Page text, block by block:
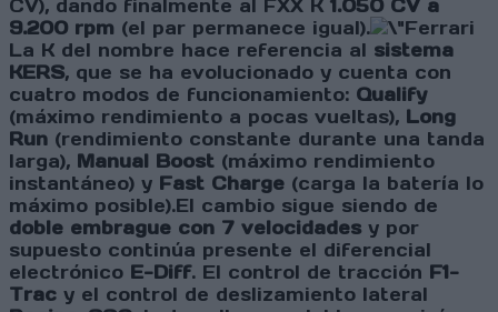
CV), dando finalmente al FXX K 1.050 CV a
9.200 rpm (el par permanece igual).
La K del nombre hace referencia al sistema
KERS, que se ha evolucionado y cuenta con
cuatro modos de funcionamiento: Qualify
(máximo rendimiento a pocas vueltas), Long
Run (rendimiento constante durante una tanda
larga), Manual Boost (máximo rendimiento
instantáneo) y Fast Charge (carga la batería lo
máximo posible).El cambio sigue siendo de
doble embrague con 7 velocidades y por
supuesto continúa presente el diferencial
electrónico E-Diff. El control de tracción F1-
Trac y el control de deslizamiento lateral